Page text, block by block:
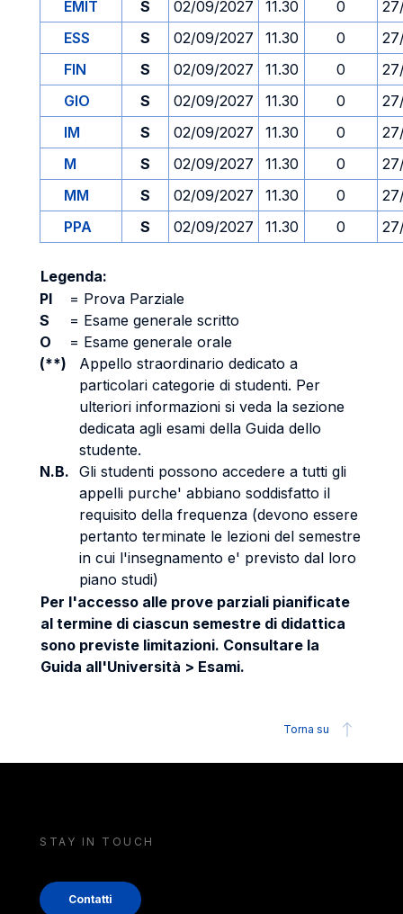
EMIT S 02/09/2027 11.30 0
ESS
S 02/09/2027 11.30 0
FIN
S 02/09/2027 11.30 0
GIO
S 02/09/2027 11.30 0
IM
S 02/09/2027 11.30 0
M
S 02/09/2027 11.30 0
MM
S 02/09/2027 11.30 0
PPA
S 02/09/2027 11.30 0
Legenda:
PI
= Prova Parziale
S
= Esame generale scritto
O
= Esame generale orale
(**)
Appello straordinario dedicato a
particolari categorie di studenti. Per
ulteriori informazioni si veda la sezione
dedicata agli esami della Guida dello
studente.
N.B. Gli studenti possono accedere a tutti gli
appelli purche' abbiano soddisfatto il
requisito della frequenza (devono essere
pertanto terminate le lezioni del semestre
in cui l'insegnamento e' previsto dal loro
piano studi)
Per l'accesso alle prove parziali pianificate
al termine di ciascun semestre di didattica
sono previste limitazioni. Consultare la
Guida all'Università > Esami.
Torna su
STAY IN TOUCH
Contatti